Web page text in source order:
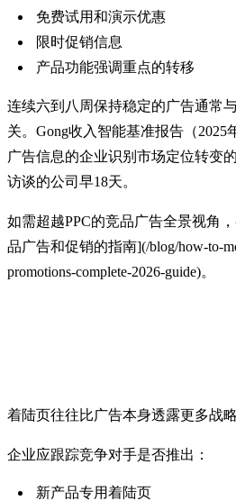
免费试用和演示优惠
限时促销信息
产品功能强调重点的转移
连续六到八周保持稳定的广告通常
关。Gong收入智能基准报告（2025
广告信息的企业识别市场定位转变
访谈的公司早18天。
如需超越PPC的竞品广告全景视角
品广告和促销的指南](/blog/how-to-
promotions-complete-2026-guide)。
着陆页往往比广告本身透露更多战略
企业应跟踪竞争对手是否推出：
新产品专用着陆页